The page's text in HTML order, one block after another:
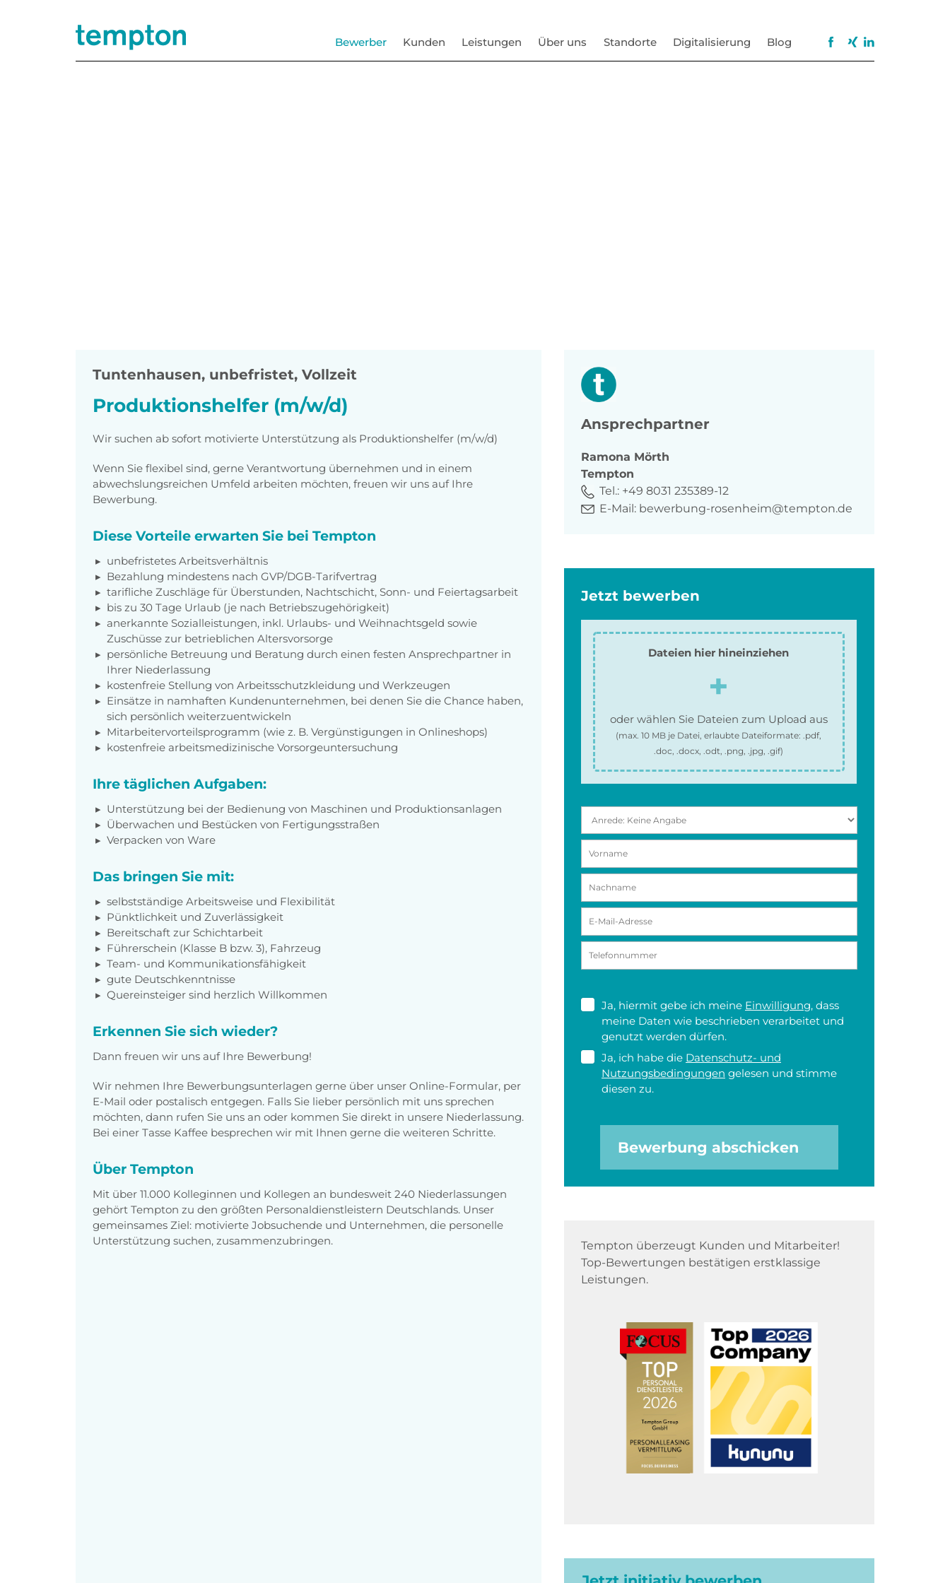
Bewerber Kunden Leistungen Über uns Standorte Digitalisierung Blog
Tuntenhausen, unbefristet, Vollzeit
Produktionshelfer (m/w/d)
Wir suchen ab sofort motivierte Unterstützung als Produktionshelfer (m/w/d)
Wenn Sie flexibel sind, gerne Verantwortung übernehmen und in einem
abwechslungsreichen Umfeld arbeiten möchten, freuen wir uns auf Ihre
Bewerbung.
Diese Vorteile erwarten Sie bei Tempton
unbefristetes Arbeitsverhältnis
Bezahlung mindestens nach GVP/DGB-Tarifvertrag
tarifliche Zuschläge für Überstunden, Nachtschicht, Sonn- und Feiertagsarbeit
bis zu 30 Tage Urlaub (je nach Betriebszugehörigkeit)
anerkannte Sozialleistungen, inkl. Urlaubs- und Weihnachtsgeld sowie
Zuschüsse zur betrieblichen Altersvorsorge
persönliche Betreuung und Beratung durch einen festen Ansprechpartner in
Ihrer Niederlassung
kostenfreie Stellung von Arbeitsschutzkleidung und Werkzeugen
Einsätze in namhaften Kundenunternehmen, bei denen Sie die Chance haben,
sich persönlich weiterzuentwickeln
Mitarbeitervorteilsprogramm (wie z. B. Vergünstigungen in Onlineshops)
kostenfreie arbeitsmedizinische Vorsorgeuntersuchung
Ihre täglichen Aufgaben:
Unterstützung bei der Bedienung von Maschinen und Produktionsanlagen
Überwachen und Bestücken von Fertigungsstraßen
Verpacken von Ware
Das bringen Sie mit:
selbstständige Arbeitsweise und Flexibilität
Pünktlichkeit und Zuverlässigkeit
Bereitschaft zur Schichtarbeit
Führerschein (Klasse B bzw. 3), Fahrzeug
Team- und Kommunikationsfähigkeit
gute Deutschkenntnisse
Quereinsteiger sind herzlich Willkommen
Erkennen Sie sich wieder?
Dann freuen wir uns auf Ihre Bewerbung!
Wir nehmen Ihre Bewerbungsunterlagen gerne über unser Online-Formular, per
E-Mail oder postalisch entgegen. Falls Sie lieber persönlich mit uns sprechen
möchten, dann rufen Sie uns an oder kommen Sie direkt in unsere Niederlassung.
Bei einer Tasse Kaffee besprechen wir mit Ihnen gerne die weiteren Schritte.
Über Tempton
Mit über 11.000 Kolleginnen und Kollegen an bundesweit 240 Niederlassungen
gehört Tempton zu den größten Personaldienstleistern Deutschlands. Unser
gemeinsames Ziel: motivierte Jobsuchende und Unternehmen, die personelle
Unterstützung suchen, zusammenzubringen.
Ansprechpartner
Ramona Mörth
Tempton
Tel.: +49 8031 235389-12
E-Mail: bewerbung-rosenheim@tempton.de
Jetzt bewerben
Dateien hier hineinziehen
oder wählen Sie Dateien zum Upload aus
(max.10 MB je Datei, erlaubte Dateiformate:.pdf,
.doc, .docx, .odt, .png, .jpg, .gif)
Ja, hiermit gebe ich meine Einwilligung, dass
meine Daten wie beschrieben verarbeitet und
genutzt werden dürfen.
Ja, ich habe die Datenschutz- und
Nutzungsbedingungen gelesen und stimme
diesen zu.
Bewerbung abschicken
Tempton überzeugt Kunden und Mitarbeiter!
Top-Bewertungen bestätigen erstklassige
Leistungen.